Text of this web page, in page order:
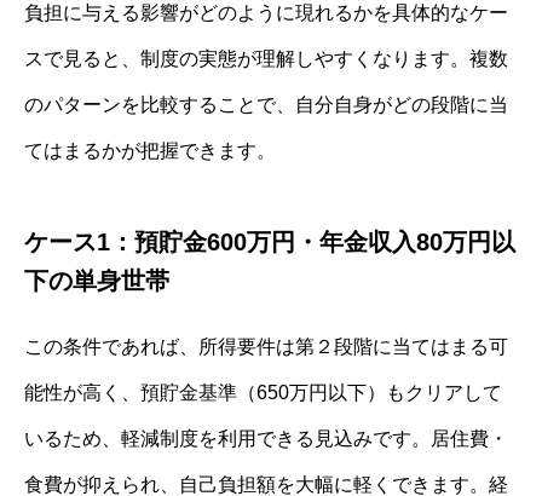
負担に与える影響がどのように現れるかを具体的なケー
スで見ると、制度の実態が理解しやすくなります。複数
のパターンを比較することで、自分自身がどの段階に当
てはまるかが把握できます。
ケース1：預貯金600万円・年金収入80万円以
下の単身世帯
この条件であれば、所得要件は第２段階に当てはまる可
能性が高く、預貯金基準（650万円以下）もクリアして
いるため、軽減制度を利用できる見込みです。居住費・
食費が抑えられ、自己負担額を大幅に軽くできます。経